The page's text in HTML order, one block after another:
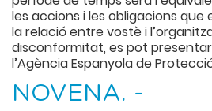
les accions i les obligacions que
la relació entre vostè i
disconformitat, es pot
l’Agència Espanyola de
NOVENA. -